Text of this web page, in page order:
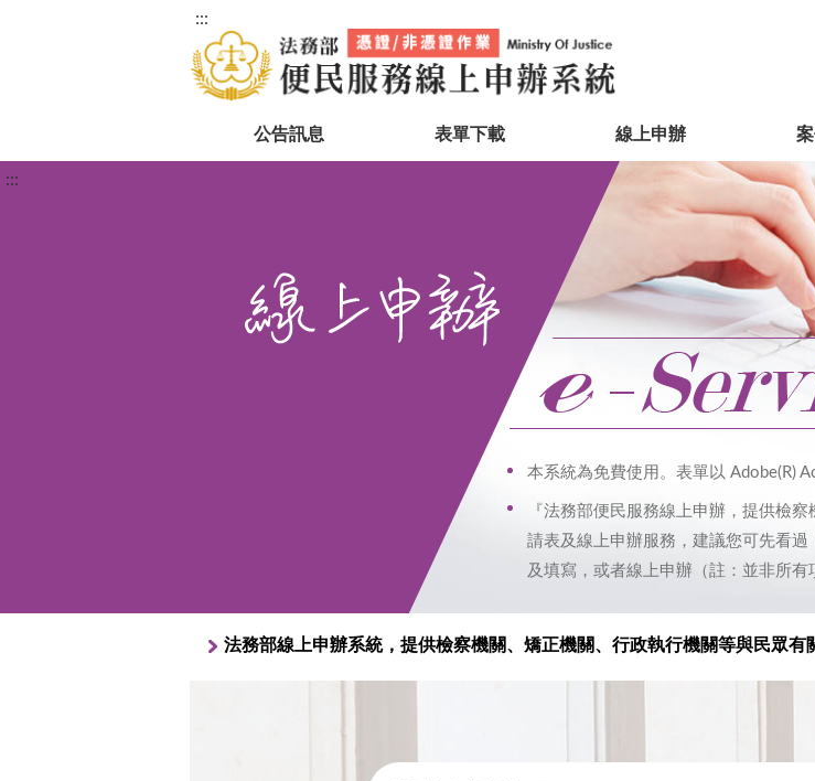
:::
公告訊息 表單下載 線上申辦
:::
本系統為免費使用。表單以 Adobe(R)
『法務部便民服務線上申辦，提供檢
請表及線上申辦服務，建議您可先看
及填寫，或者線上申辦（註：並非所有
法務部線上申辦系統，提供檢察機關、矯正機關、行政執行機關等與民眾有